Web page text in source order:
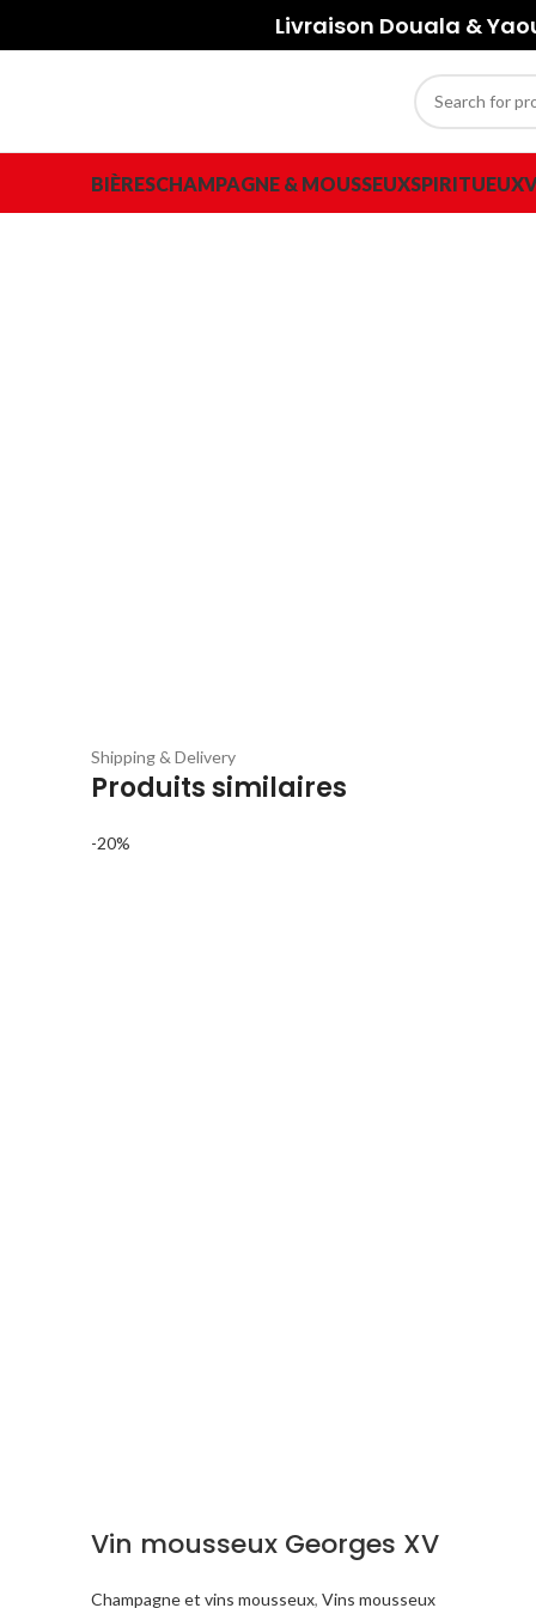
Livraison Douala &
BIÈRESCHAMPAGNE & MOUSSEUXSPIRITUEUX
Shipping & Delivery
Produits similaires
-20%
Vin mousseux Georges XV
Champagne et vins mousseux, Vins mousseux